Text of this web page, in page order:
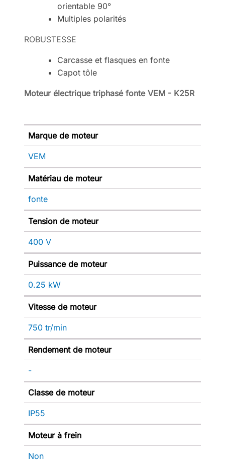
orientable 90°
Multiples polarités
ROBUSTESSE
Carcasse et flasques en fonte
Capot tôle
Moteur électrique triphasé fonte VEM - K25R
Marque de moteur
VEM
Matériau de moteur
fonte
Tension de moteur
400 V
Puissance de moteur
0.25 kW
Vitesse de moteur
750 tr/min
Rendement de moteur
-
Classe de moteur
IP55
Moteur à frein
Non